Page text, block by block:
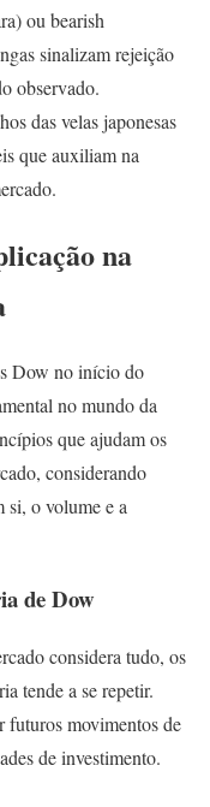
ou bearish
sinalizam rejeição
observado.
das velas japonesas
que auxiliam na
na
Dow no início do
no mundo da
que ajudam os
considerando
si, o volume e a
de Dow
considera tudo, os
tende a se repetir.
futuros movimentos de
de investimento.